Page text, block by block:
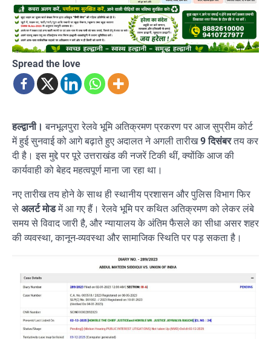
Spread the love
हल्द्वानी। बनभूलपुरा रेलवे भूमि अतिक्रमण प्रकरण पर आज सुप्रीम कोर्ट
में हुई सुनवाई को आगे बढ़ाते हुए अदालत ने अगली तारीख9 दिसंबरतय कर
दी है। इस मुद्दे पर पूरे उत्तराखंड की नजरें टिकी थीं, क्योंकि आज की
कार्यवाही को बेहद महत्वपूर्ण माना जा रहा था।
नए तारीख तय होने के साथ ही स्थानीय प्रशासन और पुलिस विभाग फिर
से अलर्ट मोडमें आ गए हैं। रेलवे भूमि पर कथित अतिक्रमण को लेकर लंबे
समय से विवाद जारी है, और न्यायालय के अंतिम फैसले का सीधा असर शहर
की व्यवस्था, कानून-व्यवस्था और सामाजिक स्थिति पर पड़ सकता है।